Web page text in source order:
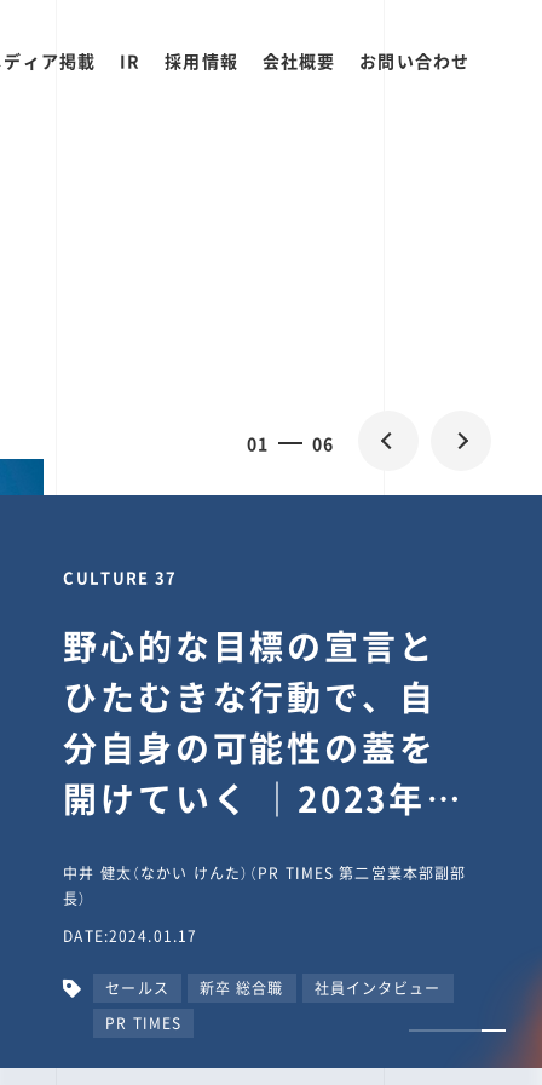
ィア掲載 IR 採用情報 会社概要 お問い合わせ
01 06
CULTURE 37
野心的な目標の宣言と
ひたむきな行動で、自
分自身の可能性の蓋を
開けていく ｜2023年度
タビュー #PR
TIMESな人たち
中井 健太（なかい けんた）（PR TIMES 第二営業本部副部
長）
DATE:2024.01.17
セールス 新卒 総合職
社員インタビュー
PR TIMES